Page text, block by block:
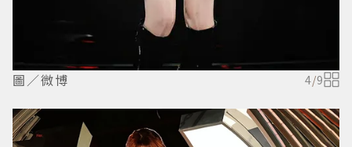
圖／微博 4/9